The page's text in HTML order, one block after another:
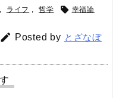
, ライフ , 哲学  幸福論
 Posted by とざなぼ